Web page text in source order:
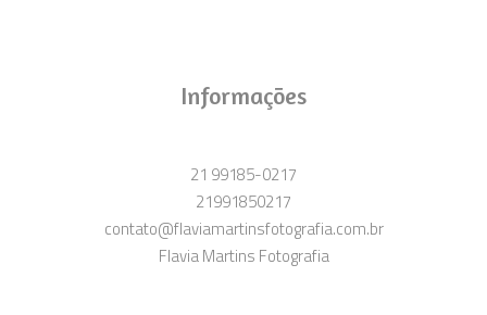
Informações
21 99185-0217
21991850217
contato@flaviamartinsfotografia.com.br
Flavia Martins Fotografia